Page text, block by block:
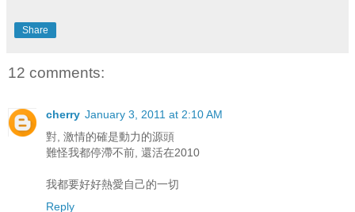
Share
12 comments:
cherry January 3, 2011 at 2:10 AM
對, 激情的確是動力的源頭
難怪我都停滯不前, 還活在2010
我都要好好熱愛自己的一切
Reply